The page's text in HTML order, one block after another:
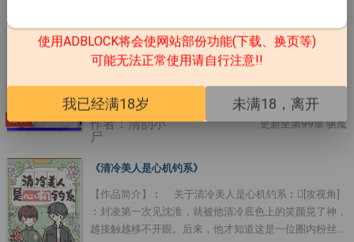
连载
《绝命法医》
法医沈君辞初到槟城市局，加入了新组的特刑科。这位沈
藏绝技的顶级法医。特刑科的队长顾言琛是被现任丁局从
后勤处扒拉出来的，却有着百步穿杨的枪法，过硬的刑侦
能力。第一眼看到沈君辞，顾言琛就有一种似曾相识之
邻居，进展为最好的搭档。在共同破案的过程之中，顾言
波澜，逐渐形成飓风。时间的尘封之下，是鲜血与生命铸
造的不灭之光。如果你想与黑暗为敌，我愿意做你手裡最
准的那支枪。1、非典型性重生 2、病弱微病娇受×冷静执
作者：清韵小
尸
更新至第99章 驱魔
《清冷美人是心机钓系》
【作品简介】︰ 关于清冷美人是心机钓系︰[攻视角]
︰封凌第一次见沈淮，就被他清冷底色上的笑颜晃了神，
越接触越移不开眼。后来，他才知道这是一位圈内粉丝无
使用ADBLOCK将会使网站部份功能(下载、换页等)
可能无法正常使用请自行注意!!
我已经满18岁 未满18，离开